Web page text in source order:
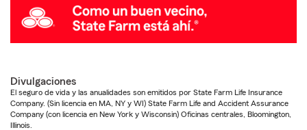
Divulgaciones
El seguro de vida y las anualidades son emitidos por State Farm Life Insurance
Company. (Sin licencia en MA, NY y WI) State Farm Life and Accident Assurance
Company (con licencia en New York y Wisconsin) Oficinas centrales, Bloomington,
Illinois.